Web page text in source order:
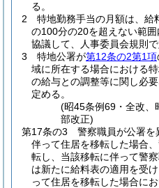
る。
2
特地勤務手当の月額は、給
の100分の20を超えない範
協議して、人事委員会規則で
3
特地公署が第12条の2第1項
域に所在する場合における
の給与との調整等に関し必
定める。
(昭45条例69・全改、
部改正)
第17条の3
警察職員が公署を
伴って住居を移転した場合
転し、当該移転に伴って警
は新たに給料表の適用を受
って住居を移転した場合に